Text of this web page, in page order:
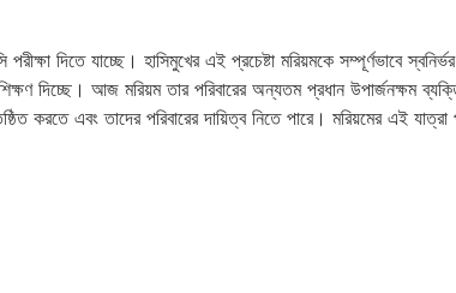
দিতে যাচ্ছে। হাসিমুখের এই প্রচেষ্টা মরিয়মকে সম্পূর্ণভাবে
দিচ্ছে। আজ মরিয়ম তার পরিবারের অন্যতম প্রধান উপার্জনক্ষম
করতে এবং তাদের পরিবারের দায়িত্ব নিতে পারে। মরিয়মের এই যাত্রা